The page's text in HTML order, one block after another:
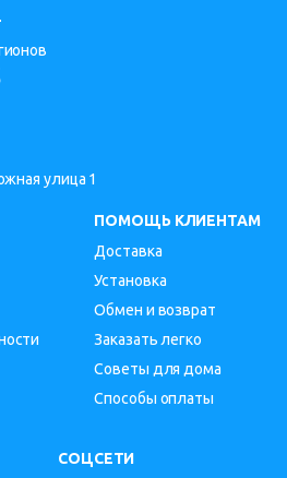
улица 1
ПОМОЩЬ КЛИЕНТАМ
Доставка
Установка
Обмен и возврат
Заказать легко
Советы для дома
Способы оплаты
СОЦСЕТИ